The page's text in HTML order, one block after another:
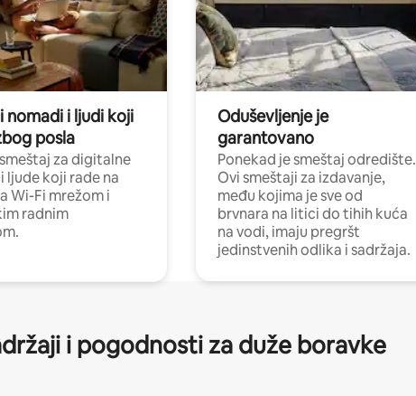
nomadi i ljudi koji
posla
za digitalne
ljude koji rade na
Wi-Fi mrežom i
radnim
Oduševljenje je
garantovano
Ponekad je smeštaj odredište.
Ovi smeštaji za izdavanje,
među kojima je sve od
brvnara na litici do tihih kuća
na vodi, imaju pregršt
jedinstvenih odlika i sadržaja.
i pogodnosti za duže boravke